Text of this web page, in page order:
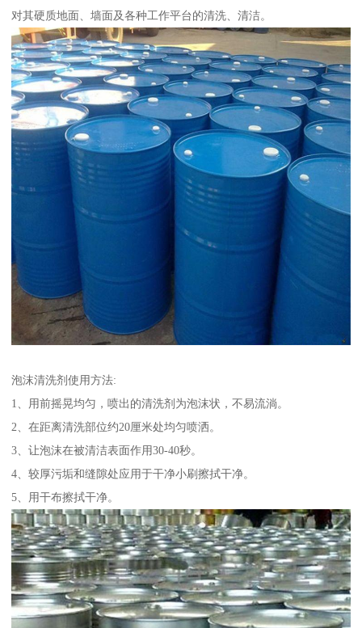
对其硬质地面、墙面及各种工作平台的清洗、清洁。
泡沫清洗剂使用方法:
1、用前摇晃均匀，喷出的清洗剂为泡沫状，不易流淌。
2、在距离清洗部位约20厘米处均匀喷洒。
3、让泡沫在被清洁表面作用30-40秒。
4、较厚污垢和缝隙处应用于干净小刷擦拭干净。
5、用干布擦拭干净。